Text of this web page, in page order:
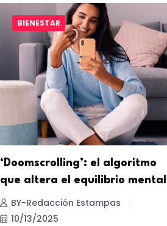
BIENESTAR
‘Doomscrolling’: el algoritmo
que altera el equilibrio mental
BY-Redacción Estampas
10/13/2025